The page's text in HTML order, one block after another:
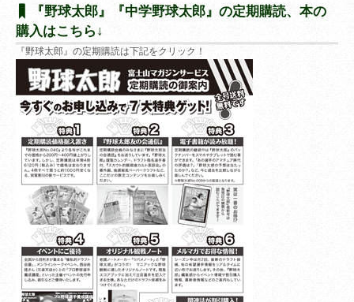
『野球太郎』『中学野球太郎』の定期購読、本の
購入はこちら↓
『野球太郎』の定期購読は下記をクリック！